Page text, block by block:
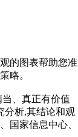
的图表帮助您准
略。
、真正有价值
分析,其结论和观
国家信息中心、